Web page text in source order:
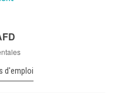
d'emploi